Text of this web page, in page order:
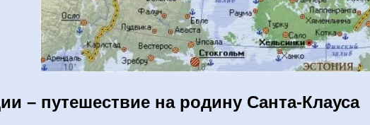
– путешествие на родину Санта-Клауса